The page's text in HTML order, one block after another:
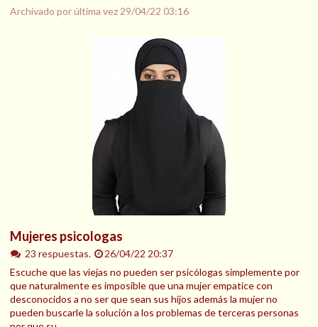
Archivado por última vez 29/04/22 03:16
Mujeres psicologas
23 respuestas.
26/04/22 20:37
Escuche que las viejas no pueden ser psicólogas simplemente por
que naturalmente es imposible que una mujer empatice con
desconocidos a no ser que sean sus hijos además la mujer no
pueden buscarle la solución a los problemas de terceras personas